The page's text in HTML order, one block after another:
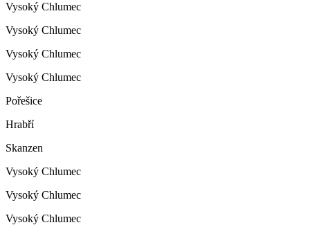
Vysoký Chlumec
Vysoký Chlumec
Vysoký Chlumec
Vysoký Chlumec
Pořešice
Hrabří
Skanzen
Vysoký Chlumec
Vysoký Chlumec
Vysoký Chlumec